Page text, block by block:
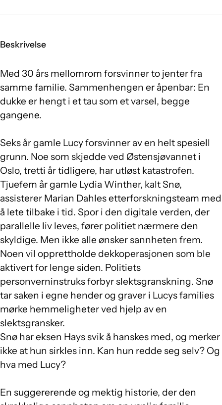
Beskrivelse
Med 30 års mellomrom forsvinner to jenter fra
samme familie. Sammenhengen er åpenbar: En
dukke er hengt i et tau som et varsel, begge
gangene.
Seks år gamle Lucy forsvinner av en helt spesiell
grunn. Noe som skjedde ved Østensjøvannet i
Oslo, tretti år tidligere, har utløst katastrofen.
Tjuefem år gamle Lydia Winther, kalt Snø,
assisterer Marian Dahles etterforskningsteam med
å lete tilbake i tid. Spor i den digitale verden, der
parallelle liv leves, fører politiet nærmere den
skyldige. Men ikke alle ønsker sannheten frem.
Noen vil opprettholde dekkoperasjonen som ble
aktivert for lenge siden. Politiets
personverninstruks forbyr slektsgranskning. Snø
tar saken i egne hender og graver i Lucys families
mørke hemmeligheter ved hjelp av en
slektsgransker.
Snø har eksen Hays svik å hanskes med, og merker
ikke at hun sirkles inn. Kan hun redde seg selv? Og
hva med Lucy?
En suggererende og mektig historie, der den